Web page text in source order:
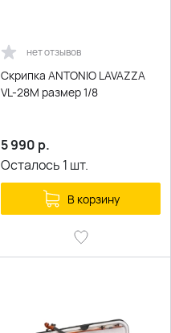
нет отзывов
Скрипка ANTONIO LAVAZZA
VL-28M размер 1/8
5 990 р.
Осталось 1 шт.
В корзину